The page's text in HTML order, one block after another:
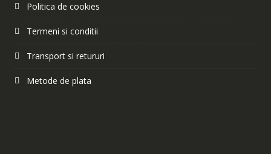
Politica de cookies
Termeni si conditii
Transport si retururi
Metode de plata